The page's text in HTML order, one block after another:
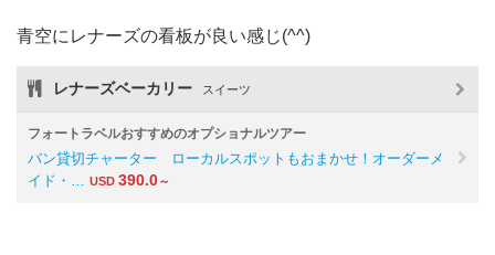
青空にレナーズの看板が良い感じ(^^)
レナーズベーカリー スイーツ
フォートラベルおすすめのオプショナルツアー
バン貸切チャーター ローカルスポットもおまかせ！オーダーメ
イド・… USD 390.0～